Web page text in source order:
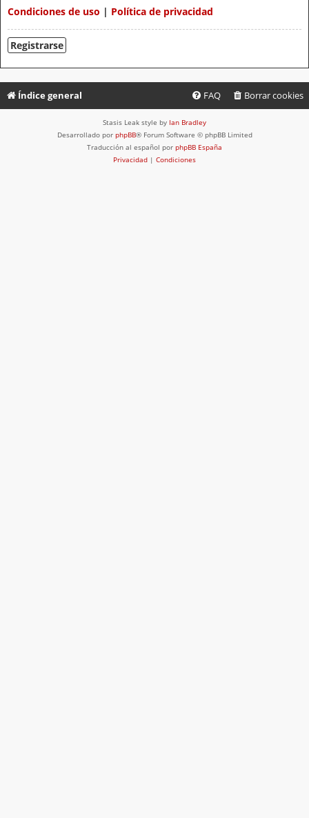
Condiciones de uso | Política de privacidad
Registrarse
Índice general Borrar cookies
FAQ
Stasis Leak style by Ian Bradley
Desarrollado por phpBB® Forum Software © phpBB Limited
Traducción al español por phpBB España
Privacidad | Condiciones